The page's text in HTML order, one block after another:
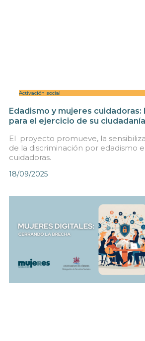
Activación social
Edadismo y mujeres cuidadoras:
para el ejercicio de su ciudadanía
El proyecto promueve, la
de la discriminación por edadismo
cuidadoras.
18/09/2025